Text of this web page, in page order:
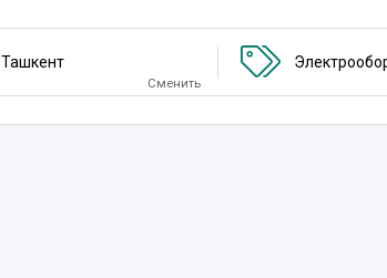
Ташкент
Сменить